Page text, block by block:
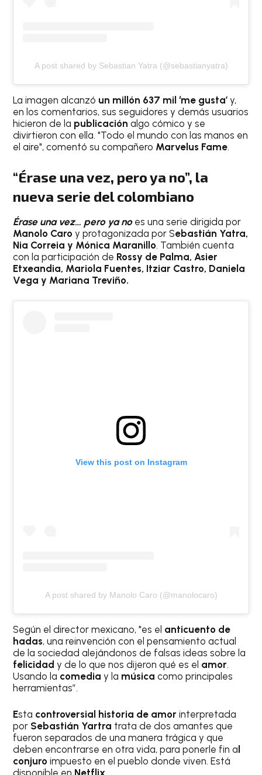
A post shared by Sebastian Yatra (@sebastianyatra)
La imagen alcanzó un millón 637 mil ‘me gusta’y,
en los comentarios, sus seguidores y demás usuarios
hicieron de la publicación algo cómico y se
divirtieron con ella. "Todo el mundo con las manos en
el aire", comentó su compañero Marvelus Fame.
“Érase una vez, pero ya no”, la
nueva serie del colombiano
Érase una vez… pero ya no es una serie dirigida por
Manolo Caro y protagonizada por Sebastián Yatra,
Nia Correia y Mónica Maranillo. También cuenta
con la participación de Rossy de Palma, Asier
Etxeandia, Mariola Fuentes, Itziar Castro, Daniela
Vega y Mariana Treviño.
View this post on Instagram
A post shared by Manolo Caro (@manolocaro)
Según el director mexicano, "es el anticuento de
hadas, una reinvención con el pensamiento actual
de la sociedad alejándonos de falsas ideas sobre la
felicidad y de lo que nos dijeron qué es el amor.
Usando la comedia y la música como principales
herramientas”.
Esta controversial historia de amorinterpretada
por Sebastián Yartra trata de dos amantes que
fueron separados de una manera trágica y que
deben encontrarse en otra vida, para ponerle fin a
conjuroimpuesto en el pueblo donde viven. Está